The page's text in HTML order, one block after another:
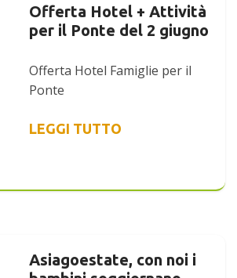
Offerta Hotel + Attività
per il Ponte del 2 giugno
Offerta Hotel Famiglie per il
Ponte
LEGGI TUTTO
Asiagoestate, con noi i